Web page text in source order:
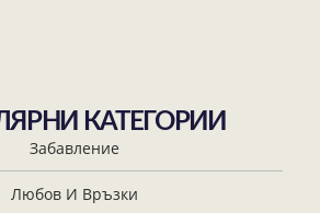
КАТЕГОРИИ
Забавление
Любов И Връзки